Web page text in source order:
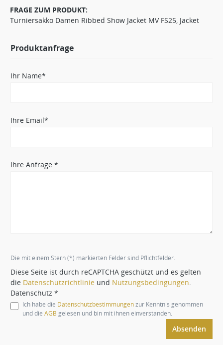
FRAGE ZUM PRODUKT:
Turniersakko Damen Ribbed Show Jacket MV FS25, Jacket
Produktanfrage
Ihr Name*
Ihre Email*
Ihre Anfrage *
Die mit einem Stern (*) markierten Felder sind Pflichtfelder.
Diese Seite ist durch reCAPTCHA geschützt und es gelten
die Datenschutzrichtlinie und Nutzungsbedingungen
Datenschutz *
Ich habe die Datenschutzbestimmungenzur Kenntnis genommen
und die AGB gelesen und bin mit ihnen einverstanden.
Absenden